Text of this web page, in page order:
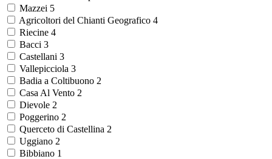
Mazzei 5
Agricoltori del Chianti Geografico 4
Riecine 4
Bacci 3
Castellani 3
Vallepicciola 3
Badia a Coltibuono 2
Casa Al Vento 2
Dievole 2
Poggerino 2
Querceto di Castellina 2
Uggiano 2
Bibbiano 1